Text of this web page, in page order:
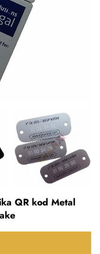
QR kod Metal